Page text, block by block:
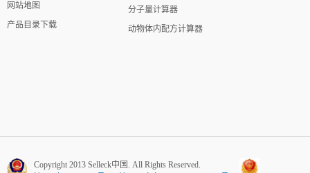
网站地图
产品目录下载
分子量计算器
动物体内配方计算器
Copyright 2013 Selleck中国. All Rights Reserved.